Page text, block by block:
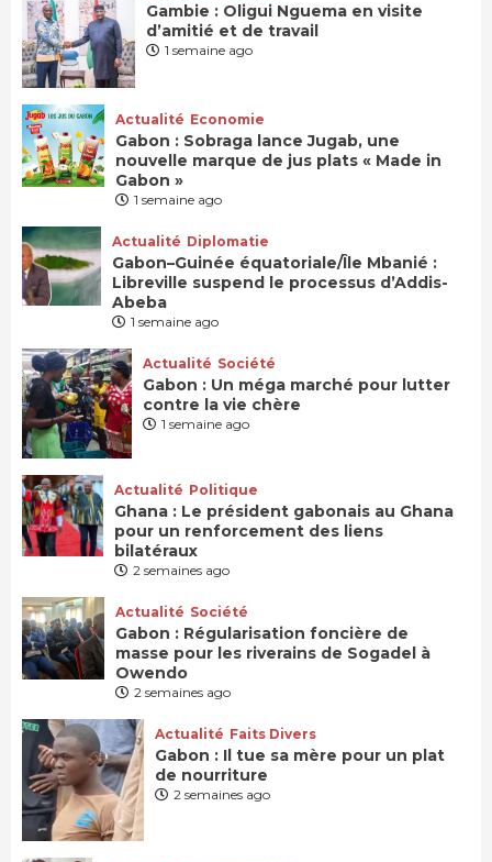
Gambie : Oligui Nguema en visite
d’amitié et de travail
1 semaine ago
Actualité Economie
Gabon : Sobraga lance Jugab, une
nouvelle marque de jus plats « Made in
Gabon »
1 semaine ago
Actualité Diplomatie
Gabon–Guinée équatoriale/Île Mbanié :
Libreville suspend le processus d’Addis-
Abeba
1 semaine ago
Actualité Société
Gabon : Un méga marché pour lutter
contre la vie chère
1 semaine ago
Actualité Politique
Ghana : Le président gabonais au Ghana
pour un renforcement des liens
bilatéraux
2 semaines ago
Actualité Société
Gabon : Régularisation foncière de
masse pour les riverains de Sogadel à
Owendo
2 semaines ago
Actualité Faits Divers
Gabon : Il tue sa mère pour un plat
de nourriture
2 semaines ago